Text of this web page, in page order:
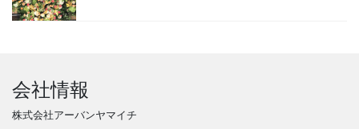
会社情報
株式会社アーバンヤマイチ